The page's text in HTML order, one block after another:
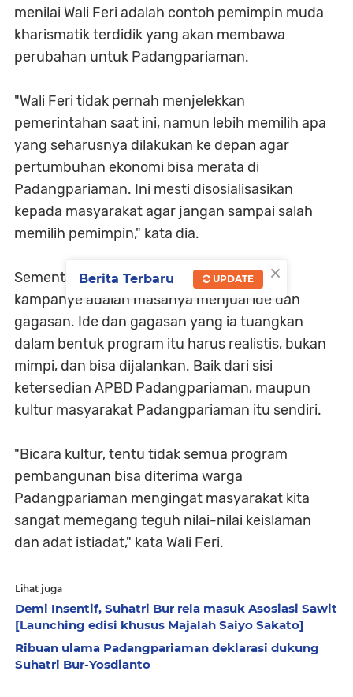
menilai Wali Feri adalah contoh pemimpin muda
kharismatik terdidik yang akan membawa
perubahan untuk Padangpariaman.
"Wali Feri tidak pernah menjelekkan
pemerintahan saat ini, namun lebih memilih apa
yang seharusnya dilakukan ke depan agar
pertumbuhan ekonomi bisa merata di
Padangpariaman. Ini mesti disosialisasikan
kepada masyarakat agar jangan sampai salah
memilih pemimpin," kata dia.
Sementara itu, Wali Feri menyebut masa
kampanye adalah masanya menjual ide dan
gagasan. Ide dan gagasan yang ia tuangkan
dalam bentuk program itu harus realistis, bukan
mimpi, dan bisa dijalankan. Baik dari sisi
ketersedian APBD Padangpariaman, maupun
kultur masyarakat Padangpariaman itu sendiri.
"Bicara kultur, tentu tidak semua program
pembangunan bisa diterima warga
Padangpariaman mengingat masyarakat kita
sangat memegang teguh nilai-nilai keislaman
dan adat istiadat," kata Wali Feri.
Lihat juga
Demi Insentif, Suhatri Bur rela masuk Asosiasi Sawit
[Launching edisi khusus Majalah Saiyo Sakato]
Ribuan ulama Padangpariaman deklarasi dukung
Suhatri Bur-Yosdianto
×
Berita Terbaru UPDATE